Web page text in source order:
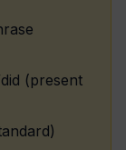
(present